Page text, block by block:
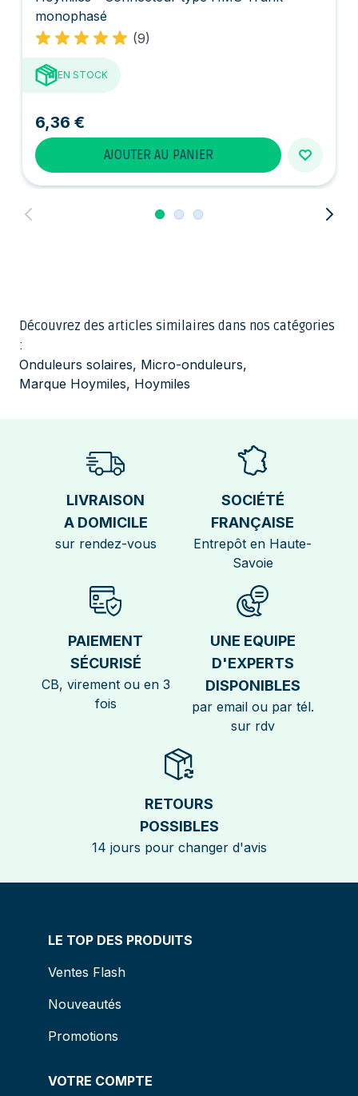
monophasé
(9)
EN STOCK
6,36 €
AJOUTER AU PANIER
Découvrez des articles similaires dans nos catégories
:
Onduleurs solaires, Micro-onduleurs,
Marque Hoymiles, Hoymiles
LIVRAISON
A DOMICILE
sur rendez-vous
SOCIÉTÉ
FRANÇAISE
Entrepôt en Haute-
Savoie
PAIEMENT
SÉCURISÉ
CB, virement ou en 3
fois
UNE EQUIPE
D'EXPERTS
DISPONIBLES
par email ou par tél.
sur rdv
RETOURS
POSSIBLES
14 jours pour changer d'avis
LE TOP DES PRODUITS
Ventes Flash
Nouveautés
Promotions
VOTRE COMPTE